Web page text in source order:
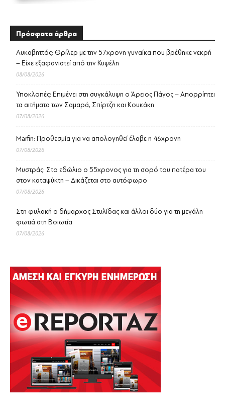
Πρόσφατα άρθρα
Λυκαβηττός: Θρίλερ με την 57χρονη γυναίκα που βρέθηκε νεκρή
– Είχε εξαφανιστεί από την Κυψέλη
08/08/2026
Υποκλοπές: Επιμένει στη συγκάλυψη ο Άρειος Πάγος – Απορρίπτει
τα αιτήματα των Σαμαρά, Σπίρτζη και Κουκάκη
07/08/2026
Marfin: Προθεσμία για να απολογηθεί έλαβε η 46χρονη
07/08/2026
Μυστράς: Στο εδώλιο ο 55χρονος για τη σορό του πατέρα του
στον καταψύκτη – Δικάζεται στο αυτόφωρο
07/08/2026
Στη φυλακή ο δήμαρχος Στυλίδας και άλλοι δύο για τη μεγάλη
φωτιά στη Βοιωτία
07/08/2026